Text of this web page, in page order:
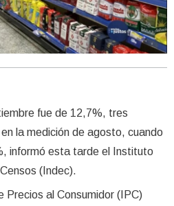
fue de 12,7%, tres
la medición de agosto, cuando
informó esta tarde el Instituto
(Indec).
Precios al Consumidor (IPC)